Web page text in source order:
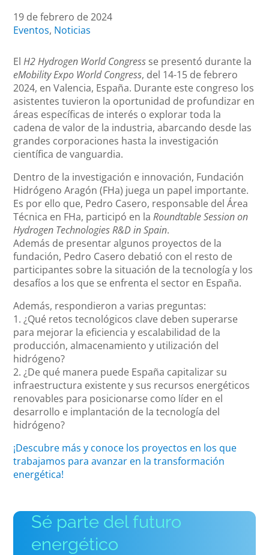
19 de febrero de 2024
Eventos, Noticias
ElH2 Hydrogen World Congress se presentó durante la
eMobility Expo World Congress, del 14-15 de febrero
2024, en Valencia, España. Durante este congreso los
asistentes tuvieron la oportunidad de profundizar en
áreas específicas de interés o explorar toda la
cadena de valor de la industria, abarcando desde las
grandes corporaciones hasta la investigación
científica de vanguardia.
Dentro de la investigación e innovación, Fundación
Hidrógeno Aragón (FHa) juega un papel importante.
Es por ello que, Pedro Casero, responsable del Área
Técnica en FHa, participó en laRoundtable Session on
Hydrogen Technologies R&D in Spain.
Además de presentar algunos proyectos de la
fundación, Pedro Casero debatió con el resto de
participantes sobre la situación de la tecnología y los
desafíos a los que se enfrenta el sector en España.
Además, respondieron a varias preguntas:
1. ¿Qué retos tecnológicos clave deben superarse
para mejorar la eficiencia y escalabilidad de la
producción, almacenamiento y utilización del
hidrógeno?
2. ¿De qué manera puede España capitalizar su
infraestructura existente y sus recursos energéticos
renovables para posicionarse como líder en el
desarrollo e implantación de la tecnología del
hidrógeno?
¡Descubre más y conoce los proyectos en los que
trabajamos para avanzar en la transformación
energética!
Sé parte del futuro
energético